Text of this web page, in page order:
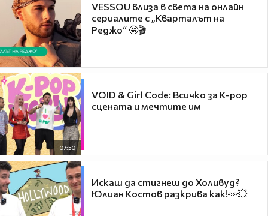
VESSOU влиза в света на онлайн
сериалите с „Кварталът на
Реджо“ 🤩🎬
07:50
VOID & Girl Code: Всичко за K-pop
сцената и мечтите им
Искаш да стигнеш до Холивуд?
Юлиан Костов разкрива как!👀💥